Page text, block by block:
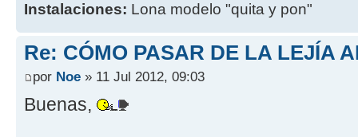
Instalaciones: Lona modelo "quita y pon"
Re: CÓMO PASAR DE LA LEJÍA
por Noe » 11 Jul 2012, 09:03
Buenas,